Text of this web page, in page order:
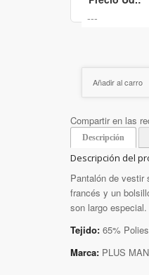
Añadir al carro
Compartir en las
Descripción
Descripción del
Pantalón de vestir
francés y un
son largo especial.
Tejido: 65%
Marca: PLUS MAN